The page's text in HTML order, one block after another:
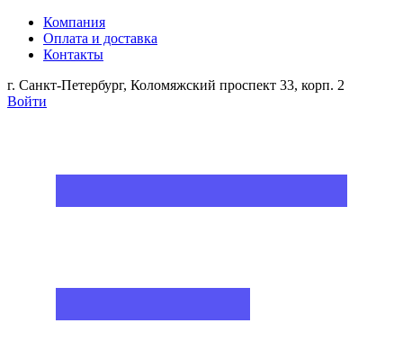
Компания
Оплата и доставка
Контакты
г. Санкт-Петербург, Коломяжский проспект 33, корп. 2
Войти